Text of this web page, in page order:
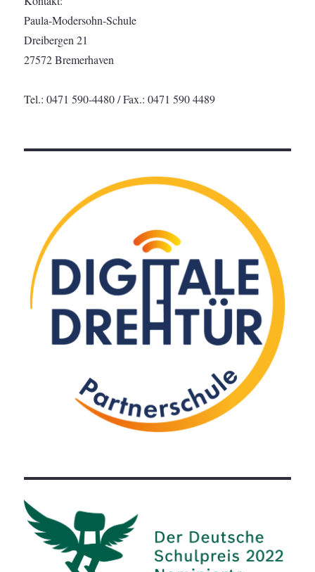
Paula-Modersohn-Schule
Dreibergen 21
27572 Bremerhaven
Tel.: 0471 590-4480 / Fax.: 0471 590 4489